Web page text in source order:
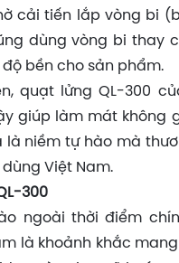
cải tiến lắp vòng bi
dùng vòng bi thay
bền cho sản phẩm.
quạt lửng QL-300
giúp làm mát không
là niềm tự hào mà
Việt Nam.
300
ngoài thời điểm
là khoảnh khắc